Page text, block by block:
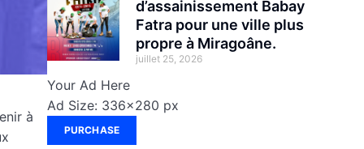
à
d’assainissement Babay
Fatra pour une ville plus
propre à Miragoâne.
juillet 25, 2026
Your Ad Here
Ad Size: 336x280 px
PURCHASE